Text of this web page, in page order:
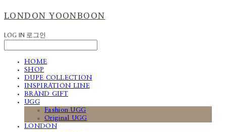
LONDON YOONBOON
LOG IN 로그인
HOME
SHOP
DUPE COLLECTION
INSPIRATION LINE
BRAND GIFT
UGG
Fashion UGG
Original UGG
LONDON